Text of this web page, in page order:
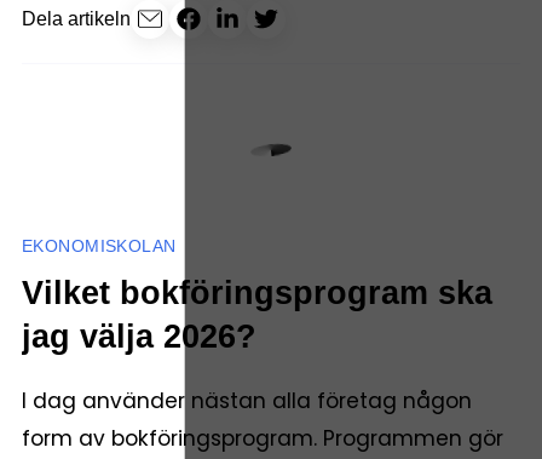
Dela artikeln
EKONOMISKOLAN
Vilket bokföringsprogram ska
jag välja 2026?
I dag använder nästan alla företag någon
form av bokföringsprogram. Programmen gör